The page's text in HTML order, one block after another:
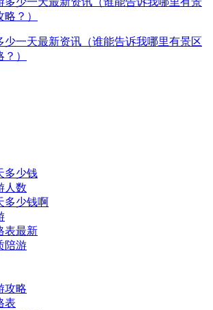
少一天最新资讯（谁能告诉我哪里有景区
）
多少钱
人数
多少钱啊
表最新
陪游
攻略
表